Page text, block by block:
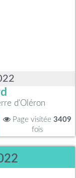
d'Oléron
Page visitée 3409
fois